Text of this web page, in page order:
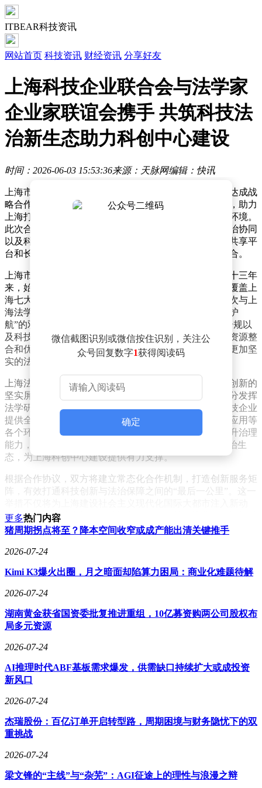
ITBEAR科技资讯
网站首页 科技资讯 财经资讯 分享好友
上海科技企业联合会与法学家
企业家联谊会携手 共筑科技法
治新生态助力科创中心建设
时间：2026-06-03 15:53:36来源：天脉网编辑：快讯
上海市科技企业联合会与上海法学家企业家联谊会近日达成战
略合作，双方将共同为科技企业提供全方位的法律支持，助力
上海打造具有全球影响力的科技创新中心和法治化营商环境。
此次合作聚焦科技法律服务、创新成果保护、产学研法治协同
以及科技企业合规治理等关键领域，旨在通过建立资源共享平
台和长效合作机制，推动科技创新与法治保障的深度融合。
上海市科技企业联合会会长章毅表示，该联合会成立三十三年
来，始终致力于推动创新成果转化和产业升级，目前已覆盖上
海七大战略性新兴产业，形成了全产业链协同网络。此次与上
海法学家企业家联谊会的合作，将围绕“科技赋能+法治护
航”的双轮驱动模式，在知识产权保护、科技成果转化合规以
及科技企业国际化法律支持等领域展开深入协同。通过资源整
合和优势互补，双方将为科技企业筑牢法治根基，提供更加坚
实的法律保障。
上海法学家企业家联谊会会长刘晓云强调，法治是科技创新的
坚实屏障，也是优化营商环境的核心要素。联谊会将充分发挥
法学研究、法律实践与商业智慧的跨界融合优势，为科技企业
提供全周期法律服务，覆盖技术研发、成果交易和市场应用等
各个环节。此次合作将有效帮助科技企业防范风险、提升治理
能力，共同营造“鼓励创新、规范发展、保障权益”的法治生
态，为上海科创中心建设提供有力支撑。
根据合作协议，双方将建立常态化合作机制，打造创新服务矩
阵，有效打通科技创新与法治保障之间的“最后一公里”。这一
能，也将为构建市场化、法治化、国际化的一流营商环境提供
重要保障。通过此次战略合作，科技与法治的深度交融将迈出
微信截图识别或微信按住识别，关注公
众号回复数字1获得阅读码
确定
更多热门内容
猪周期拐点将至？降本空间收窄或成产能出清关键推手
2026-07-24
Kimi K3爆火出圈，月之暗面却陷算力困局：商业化难题待解
2026-07-24
湖南黄金获省国资委批复推进重组，10亿募资购两公司股权布
局多元资源
2026-07-24
AI推理时代ABF基板需求爆发，供需缺口持续扩大或成投资
新风口
2026-07-24
杰瑞股份：百亿订单开启转型路，周期困境与财务隐忧下的双
重挑战
2026-07-24
梁文锋的“主线”与“杂芜”：AGI征途上的理性与浪漫之辩